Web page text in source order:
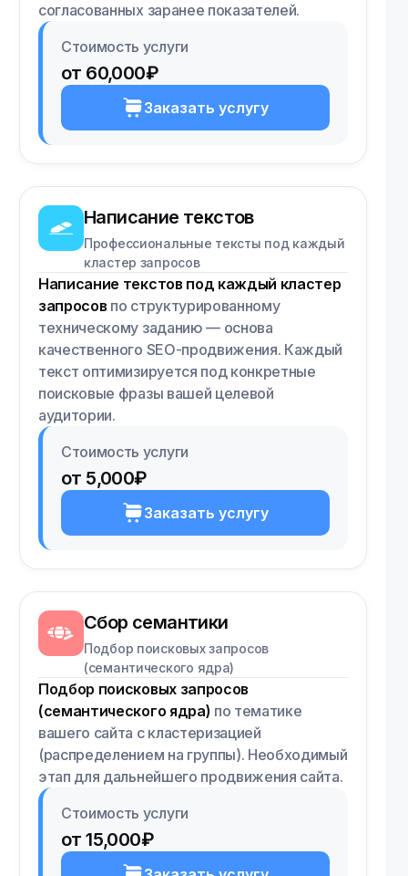
согласованных заранее показателей.
Стоимость услуги
от 60,000₽
Заказать услугу
Написание текстов
Профессиональные тексты под каждый
кластер запросов
Написание текстов под каждый кластер
запросов по структурированному
техническому заданию — основа
качественного SEO-продвижения. Каждый
текст оптимизируется под конкретные
поисковые фразы вашей целевой
аудитории.
Стоимость услуги
от 5,000₽
Заказать услугу
Сбор семантики
Подбор поисковых запросов
(семантического ядра)
Подбор поисковых запросов
(семантического ядра) по тематике
вашего сайта с кластеризацией
(распределением на группы). Необходимый
этап для дальнейшего продвижения сайта.
Стоимость услуги
от 15,000₽